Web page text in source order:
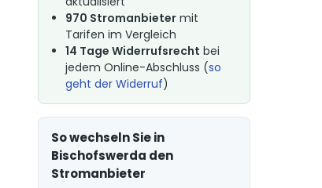
970 Stromanbietermit
Tarifen im Vergleich
14 Tage Widerrufsrecht bei
jedem Online-Abschluss (so
geht der Widerruf)
So wechseln Sie in
Bischofswerda den
Stromanbieter